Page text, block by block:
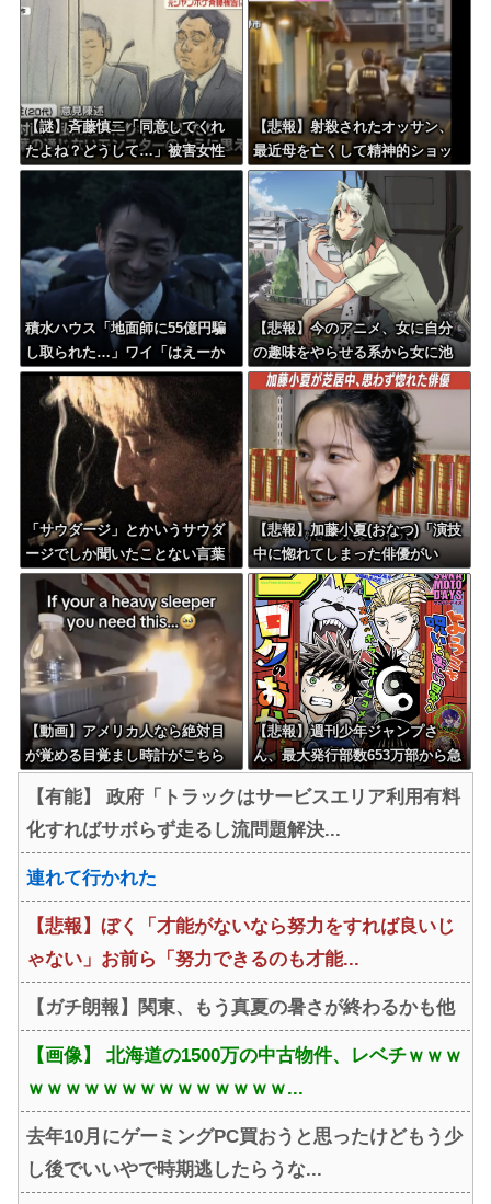
【謎】斉藤慎二「同意してくれ
たよね？どうして…」被害女性
「彼は言葉が通じないモンスタ
【悲報】射殺されたオッサン、
最近母を亡くして精神的ショッ
クを受けていたと判明・・・
積水ハウス「地面師に55億円騙
し取られた…」ワイ「はえーか
わいそう…会社滅茶苦茶やろな
ぁ」→
【悲報】今のアニメ、女に自分
の趣味をやらせる系から女に池
沼役をやらせる系へ変化
「サウダージ」とかいうサウダ
ージでしか聞いたことない言葉
ｗｗｗｗｗｗｗｗ
【悲報】加藤小夏(おなつ)「演技
中に惚れてしまった俳優がい
る」
【動画】アメリカ人なら絶対目
が覚める目覚まし時計がこちら
ｗｗｗｗｗ
【悲報】週刊少年ジャンプさ
ん、最大発行部数653万部から急
降下でついに100万部を割ってし
まう
【有能】 政府「トラックはサービスエリア利用有料
化すればサボらず走るし流問題解決...
連れて行かれた
【悲報】ぼく「才能がないなら努力をすれば良いじ
ゃない」お前ら「努力できるのも才能...
【ガチ朗報】関東、もう真夏の暑さが終わるかも他
【画像】 北海道の1500万の中古物件、レベチｗｗｗ
ｗｗｗｗｗｗｗｗｗｗｗｗｗｗ...
去年10月にゲーミングPC買おうと思ったけどもう少
し後でいいやで時期逃したらうな...